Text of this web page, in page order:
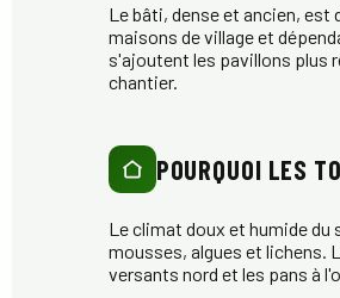
Le bâti, dense et ancien, est
maisons de village et
s'ajoutent les pavillons plus
chantier.
POURQUOI LES
Le climat doux et humide
mousses, algues et lichens.
versants nord et les pans à